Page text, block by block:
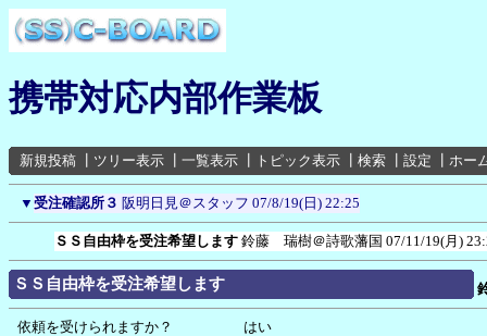
携帯対応内部作業板
新規投稿 ツリー表示 一覧表示 トピック表示 検索 設定 ホー
▼ 受注確認所３ 阪明日見＠スタッフ 07/8/19(日) 22:25
ＳＳ自由枠を受注希望します 鈴藤 瑞樹＠詩歌藩国 07/11/19(月)
ＳＳ自由枠を受注希望します
依頼を受けられますか？ はい